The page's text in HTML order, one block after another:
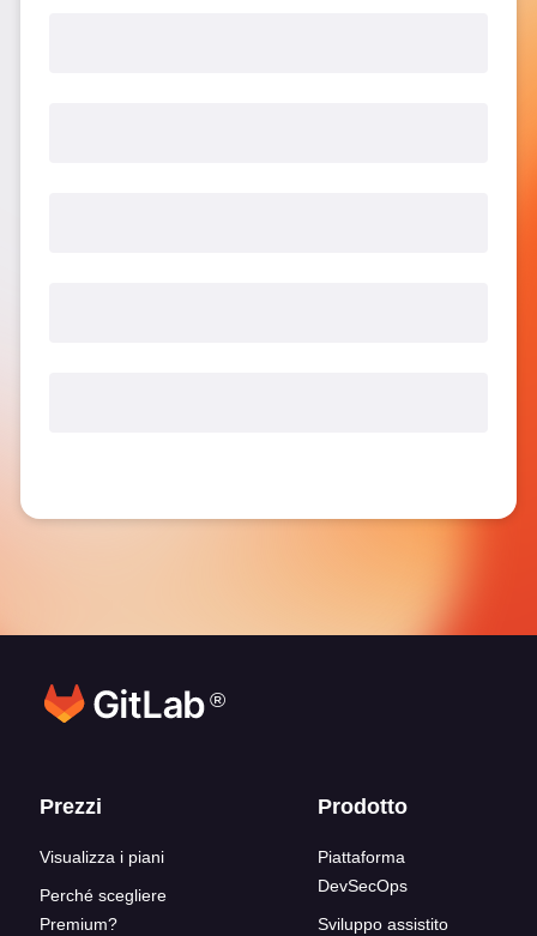
®
Link del blocco inferiore
Prezzi
Visualizza i piani
Perché scegliere
Premium?
Prodotto
Piattaforma
DevSecOps
Sviluppo assistito